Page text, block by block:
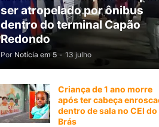
ser atropelado por ônibus
dentro do terminal Capão
Redondo
Por Notícia em 5 - 13 julho
Criança de 1 ano morre
após ter cabeça
dentro de sala no CEI do
Brás